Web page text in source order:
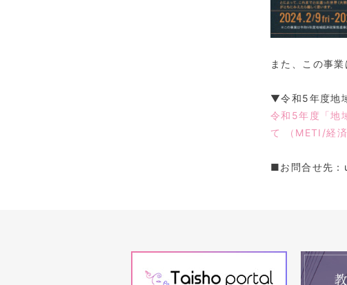
また、この事
▼令和5年度地
令和5年度「地
て （METI/経済
■お問合せ先